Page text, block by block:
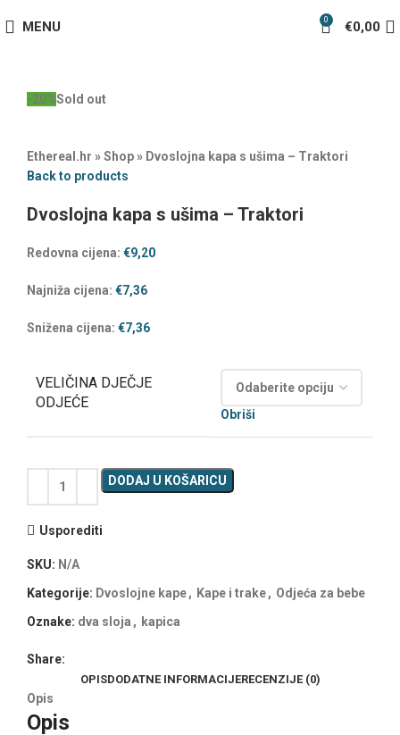
MENU 0 €0,00
-20%Sold out
Ethereal.hr »Shop» Dvoslojna kapa s ušima – Traktori
Back to products
Dvoslojna kapa s ušima – Traktori
Redovna cijena: €9,20
Najniža cijena: €7,36
Snižena cijena: €7,36
VELIČINA DJEČJE
ODJEĆE
Obriši
DODAJ U KOŠARICU
Usporediti
SKU: N/A
Kategorije: Dvoslojne kape, Kape i trake, Odjeća za bebe
Oznake: dva sloja , kapica
Share:
OPISDODATNE INFORMACIJERECENZIJE (0)
Opis
Opis